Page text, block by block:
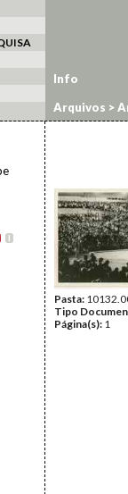
I
Info
Arquivos >
Pasta:
Tipo
Página(s): 1